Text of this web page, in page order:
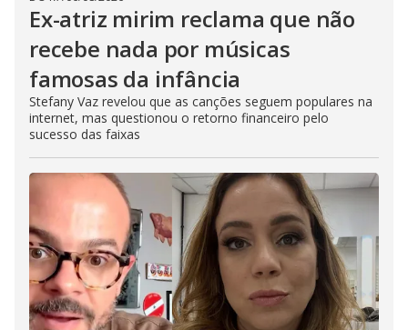
Ex-atriz mirim reclama que não
recebe nada por músicas
famosas da infância
Stefany Vaz revelou que as canções seguem populares na
internet, mas questionou o retorno financeiro pelo
sucesso das faixas